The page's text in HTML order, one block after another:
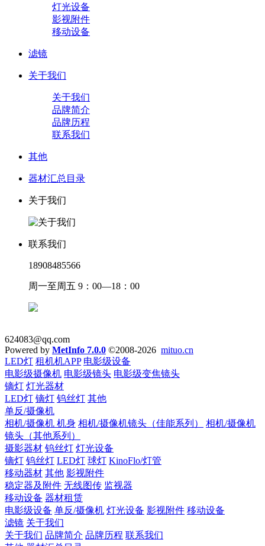
灯光设备
影视附件
移动设备
滤镜
关于我们
关于我们
品牌简介
品牌历程
联系我们
其他
器材汇总目录
关于我们
联系我们
18908485566
周一至周五 9：00—18：00
624083@qq.com
Powered by MetInfo 7.0.0 ©2008-2026 mituo.cn
LED灯 租机机APP 电影级设备
电影级摄像机 电影级镜头 电影级变焦镜头
镝灯 灯光器材
LED灯 镝灯 钨丝灯 其他
单反/摄像机
相机/摄像机 机身 相机/摄像机镜头（佳能系列）
相机/摄像机
镜头（其他系列）
摄影器材 钨丝灯 灯光设备
镝灯 钨丝灯 LED灯 球灯 KinoFlo/灯管
移动器材 其他 影视附件
稳定器及附件 无线图传 监视器
移动设备 器材租赁
电影级设备 单反/摄像机 灯光设备 影视附件 移动设备
滤镜 关于我们
关于我们 品牌简介 品牌历程 联系我们